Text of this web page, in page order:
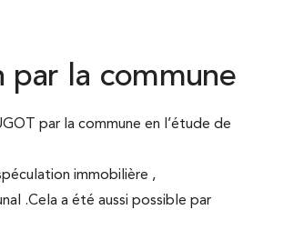
par la commune
par la commune en l’étude de
immobilière ,
.Cela a été aussi possible par